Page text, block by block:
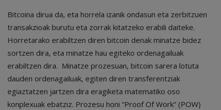
Bitcoina dirua da, eta horrela izanik ondasun eta zerbitzuen
transakzioak burutu eta zorrak kitatzeko erabili daiteke.
Horretarako erabiltzen diren bitcoin denak minatze bidez
sortzen dira, eta minatze hau egiteko ordenagailuak
erabiltzen dira. Minatze prozesuan, bitcoin sarera lotuta
dauden ordenagailuak, egiten diren transferentziak
egiaztatzen jartzen dira eragiketa matematiko oso
konplexuak ebatziz. Prozesu honi “Proof Of Work” (POW)